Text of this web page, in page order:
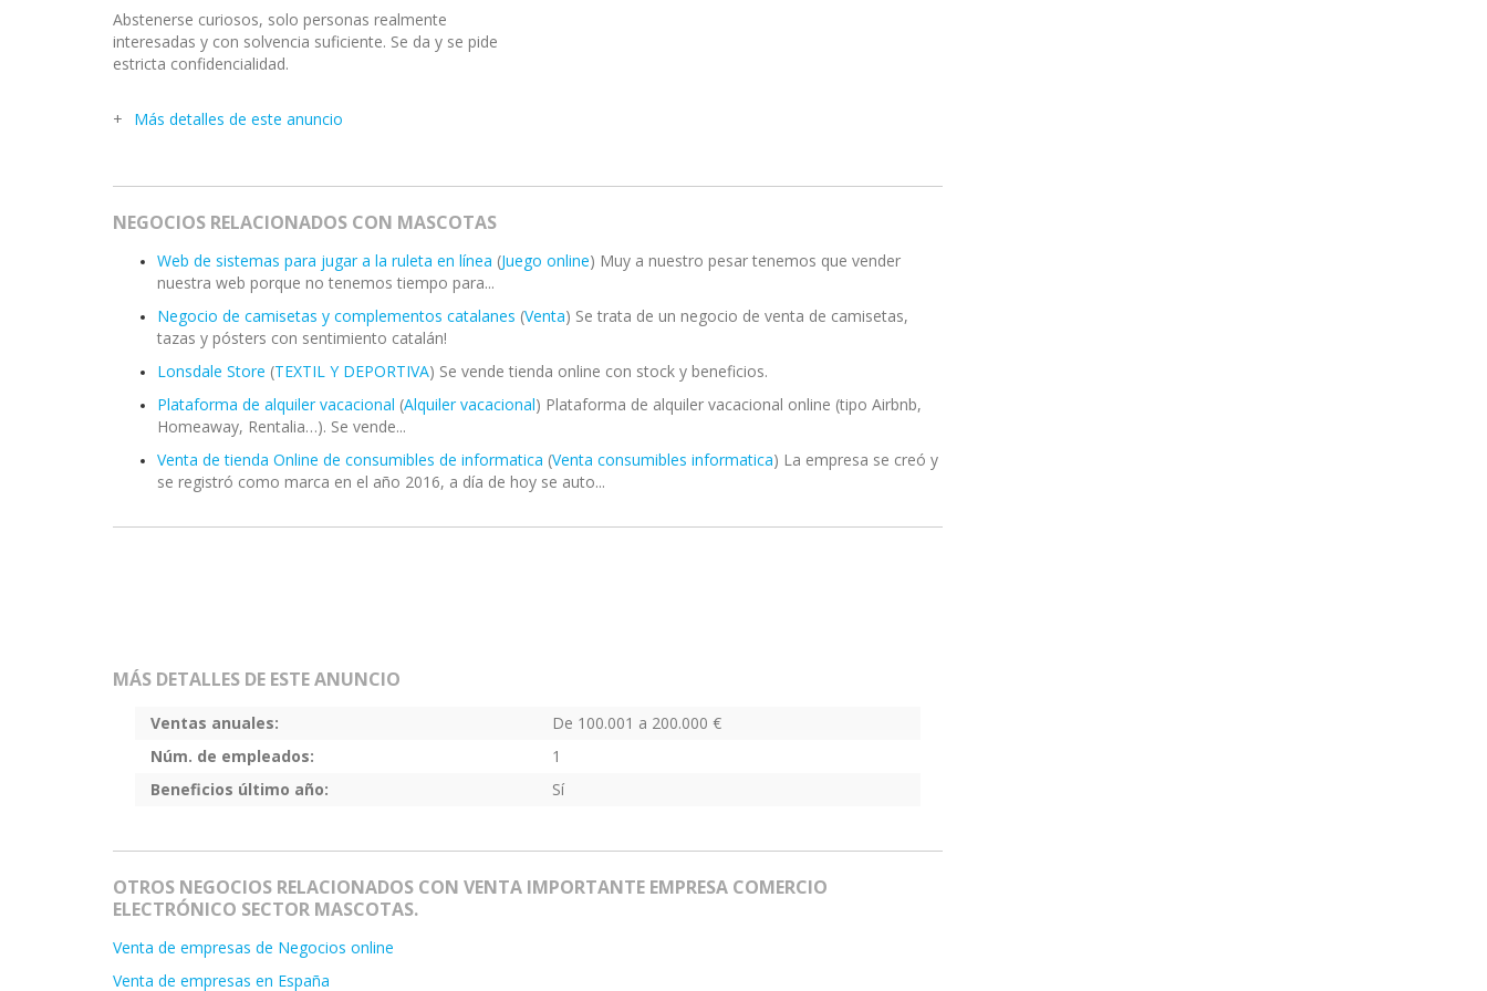
Abstenerse curiosos, solo personas realmente
interesadas y con solvencia suficiente. Se da y se pide
estricta confidencialidad.
Más detalles de este anuncio
NEGOCIOS RELACIONADOS CON MASCOTAS
Web de sistemas para jugar a la ruleta en línea (Juego online) Muy a nuestro pesar tenemos que vender
nuestra web porque no tenemos tiempo para...
Negocio de camisetas y complementos catalanes (Venta) Se trata de un negocio de venta de camisetas,
tazas y pósters con sentimiento catalán!
Lonsdale Store (TEXTIL Y DEPORTIVA) Se vende tienda online con stock y beneficios.
Plataforma de alquiler vacacional (Alquiler vacacional) Plataforma de alquiler vacacional online (tipo Airbnb,
Homeaway, Rentalia…). Se vende...
Venta de tienda Online de consumibles de informatica (Venta consumibles informatica) La empresa se creó y
se registró como marca en el año 2016, a día de hoy se auto...
MÁS DETALLES DE ESTE ANUNCIO
Ventas anuales:
De 100.001 a 200.000 €
Núm. de empleados:
1
Beneficios último año:
Sí
OTROS NEGOCIOS RELACIONADOS CON VENTA IMPORTANTE EMPRESA COMERCIO
ELECTRÓNICO SECTOR MASCOTAS.
Venta de empresas de Negocios online
Venta de empresas en España